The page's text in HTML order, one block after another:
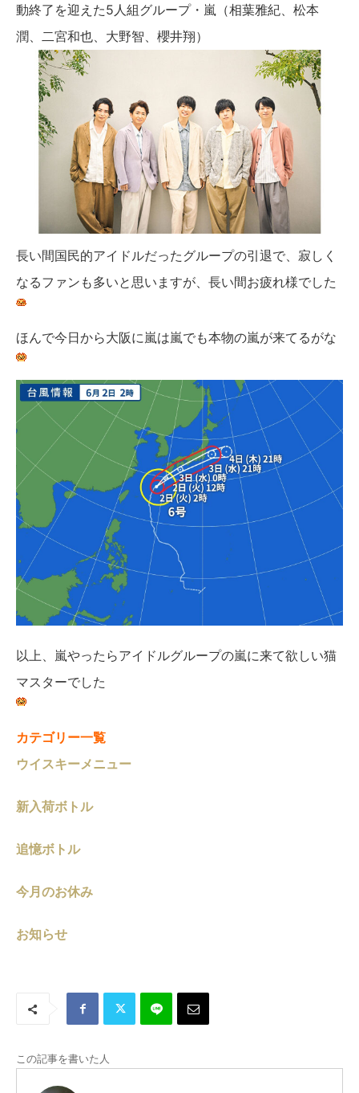
動終了を迎えた5人組グループ・嵐（相葉雅紀、松本
潤、二宮和也、大野智、櫻井翔）
長い間国民的アイドルだったグループの引退で、寂しく
なるファンも多いと思いますが、長い間お疲れ様でした
ほんで今日から大阪に嵐は嵐でも本物の嵐が来てるがな
以上、嵐やったらアイドルグループの嵐に来て欲しい猫
マスターでした
カテゴリー一覧
ウイスキーメニュー
新入荷ボトル
追憶ボトル
今月のお休み
お知らせ
この記事を書いた人